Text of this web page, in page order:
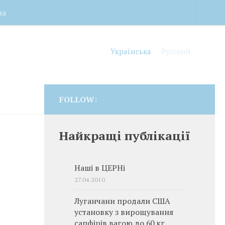
Українська Русский
FOLLOW:
Найкращі публікації
Наші в ЦЕРНі
27.04.2010
Луганчани продали США
установку з вирощування